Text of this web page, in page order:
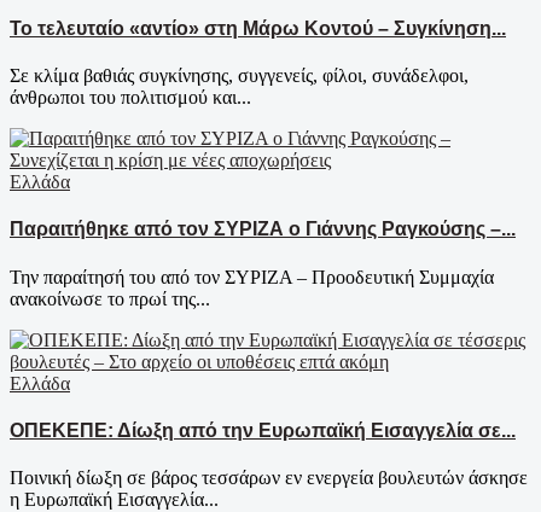
Το τελευταίο «αντίο» στη Μάρω Κοντού – Συγκίνηση...
Σε κλίμα βαθιάς συγκίνησης, συγγενείς, φίλοι, συνάδελφοι,
άνθρωποι του πολιτισμού και...
Ελλάδα
Παραιτήθηκε από τον ΣΥΡΙΖΑ ο Γιάννης Ραγκούσης –...
Την παραίτησή του από τον ΣΥΡΙΖΑ – Προοδευτική Συμμαχία
ανακοίνωσε το πρωί της...
Ελλάδα
ΟΠΕΚΕΠΕ: Δίωξη από την Ευρωπαϊκή Εισαγγελία σε...
Ποινική δίωξη σε βάρος τεσσάρων εν ενεργεία βουλευτών άσκησε
η Ευρωπαϊκή Εισαγγελία...